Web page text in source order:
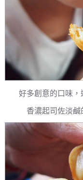
好多創意的口味
香濃起司佐淡